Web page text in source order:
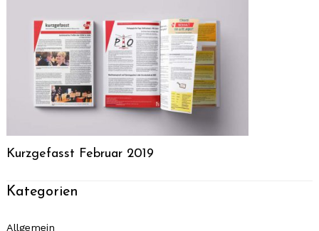
Kurzgefasst Februar 2019
Kategorien
Allgemein